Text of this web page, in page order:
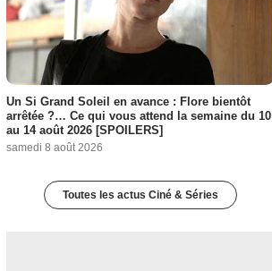
Un Si Grand Soleil en avance : Flore bientôt
arrêtée ?… Ce qui vous attend la semaine du 10
au 14 août 2026 [SPOILERS]
samedi 8 août 2026
Toutes les actus Ciné & Séries